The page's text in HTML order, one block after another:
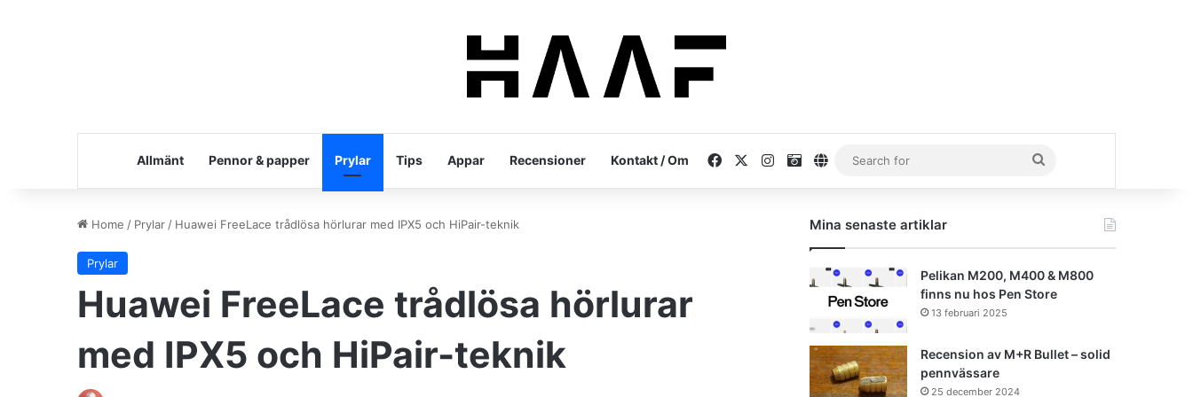
Allmänt Pennor & papper Prylar Tips Appar Recensioner Kontakt / Om FacebookInstagramUnsplash
danielhaaf.se
Search
for
Home / Prylar / Huawei FreeLace trådlösa hörlurar med IPX5 och HiPair-teknik
Prylar
Huawei FreeLace trådlösa hörlurar
med IPX5 och HiPair-teknik
Mina senaste artiklar
Pelikan M200, M400 & M800
finns nu hos Pen Store
13 februari 2025
Recension av M+R Bullet – solid
pennvässare
25 december 2024